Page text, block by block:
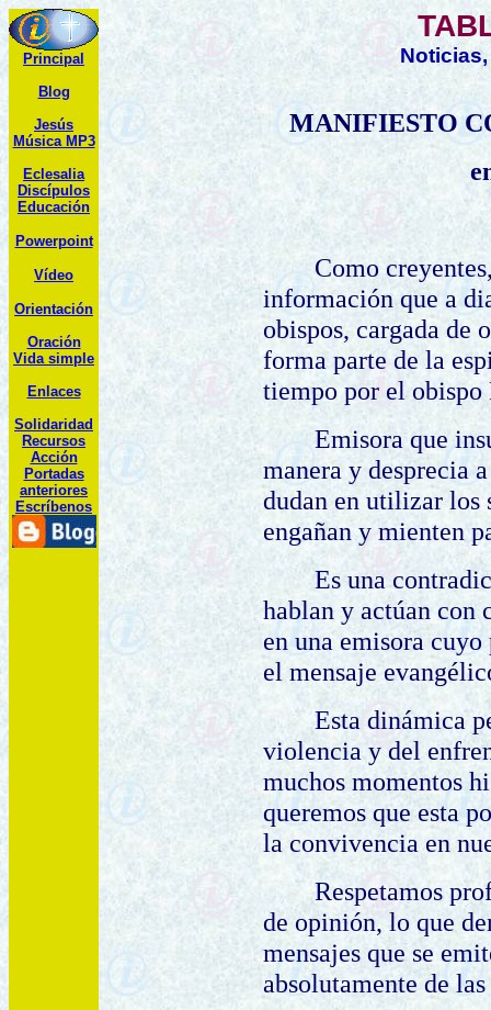
Principal
Blog
Jesús
Música MP3
Eclesalia
Discípulos
Educación
Powerpoint
Vídeo
Orientación
Oración
Vida simple
Enlaces
Solidaridad
Recursos
Acción
Portadas
anteriores
Escríbenos
MANIFIESTO
Como
información que a
obispos, cargada de
forma parte de la
tiempo por el obispo
Emisora que
manera y desprecia
dudan en utilizar los
engañan y mienten
Es una
hablan y actúan con
en una emisora
el mensaje
Esta dinámica
violencia y del
muchos momentos
queremos que esta
la convivencia en
Respetamos
de opinión, lo que
mensajes que se
absolutamente de